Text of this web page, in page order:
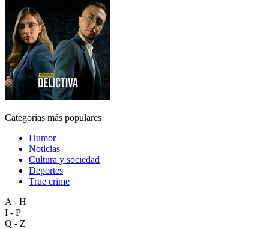
Categorías más populares
Humor
Noticias
Cultura y sociedad
Deportes
True crime
A - H
I - P
Q - Z